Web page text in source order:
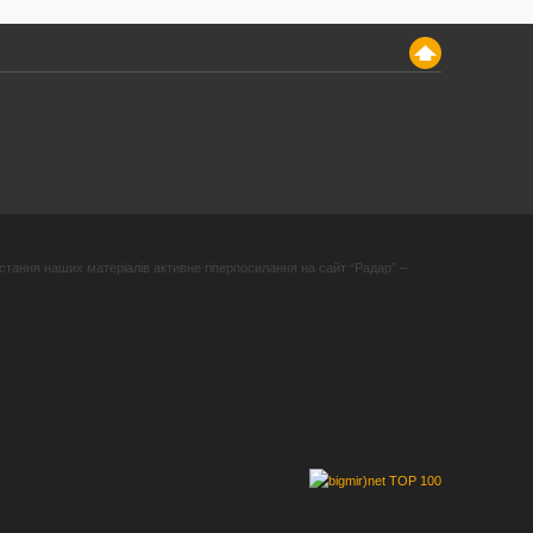
наших матеріалів активне гіперпосилання на сайт “Радар” –